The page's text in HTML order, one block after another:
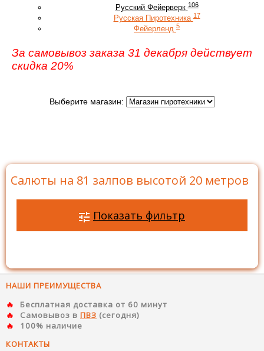
Русский Фейерверк 106
Русская Пиротехника 17
Фейерленд 5
За самовывоз заказа 31 декабря действует
скидка 20%
Выберите магазин:
Салюты на 81 залпов высотой 20 метров
Показать фильтр
НАШИ ПРЕИМУЩЕСТВА
Бесплатная доставка от 60 минут
Самовывоз в ПВЗ (сегодня)
100% наличие
КОНТАКТЫ